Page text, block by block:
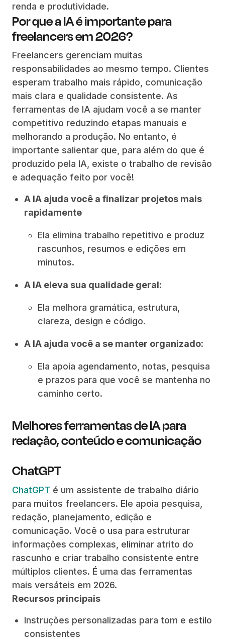
renda e produtividade.
Por que a IA é importante para
freelancers em 2026?
Freelancers gerenciam muitas
responsabilidades ao mesmo tempo. Clientes
esperam trabalho mais rápido, comunicação
mais clara e qualidade consistente. As
ferramentas de IA ajudam você a se manter
competitivo reduzindo etapas manuais e
melhorando a produção. No entanto, é
importante salientar que, para além do que é
produzido pela IA, existe o trabalho de revisão
e adequação feito por você!
A IA ajuda você a finalizar projetos mais
rapidamente
Ela elimina trabalho repetitivo e produz
rascunhos, resumos e edições em
minutos.
A IA eleva sua qualidade geral:
Ela melhora gramática, estrutura,
clareza, design e código.
A IA ajuda você a se manter organizado:
Ela apoia agendamento, notas, pesquisa
e prazos para que você se mantenha no
caminho certo.
Melhores ferramentas de IA para
redação, conteúdo e comunicação
ChatGPT
ChatGPT é um assistente de trabalho diário
para muitos freelancers. Ele apoia pesquisa,
redação, planejamento, edição e
comunicação. Você o usa para estruturar
informações complexas, eliminar atrito do
rascunho e criar trabalho consistente entre
múltiplos clientes. É uma das ferramentas
mais versáteis em 2026.
Recursos principais
Instruções personalizadas para tom e estilo
consistentes